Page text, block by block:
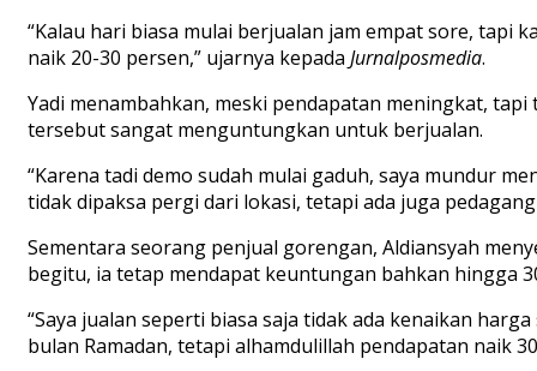
“Kalau hari biasa mulai berjualan jam empat sore, tapi
naik 20-30 persen,” ujarnya kepada Jurnalposmedia.
Yadi menambahkan, meski pendapatan meningkat,
tersebut sangat menguntungkan untuk berjualan.
“Karena tadi demo sudah mulai gaduh, saya mundur
tidak dipaksa pergi dari lokasi, tetapi ada juga
Sementara seorang penjual gorengan, Aldiansyah
begitu, ia tetap mendapat keuntungan bahkan hingga
“Saya jualan seperti biasa saja tidak ada kenaikan
bulan Ramadan, tetapi alhamdulillah pendapatan naik